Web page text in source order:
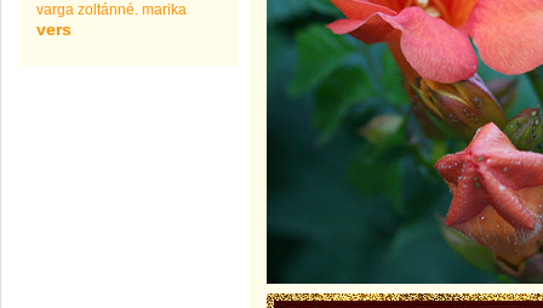
varga zoltánné. marika
vers